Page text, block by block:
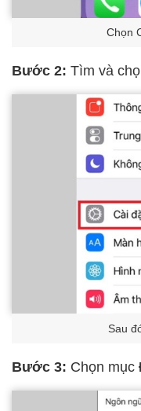
Chọn
Bước 2: Tìm và
Sau
Bước 3: Chọn mục